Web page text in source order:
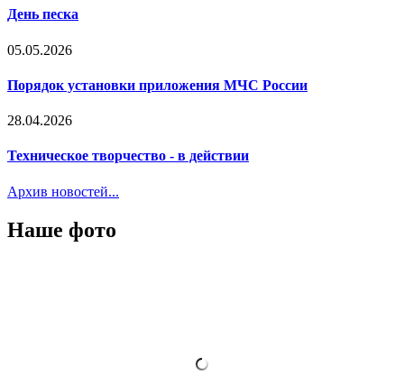
День песка
05.05.2026
Порядок установки приложения МЧС России
28.04.2026
Техническое творчество - в действии
Архив новостей...
Наше фото